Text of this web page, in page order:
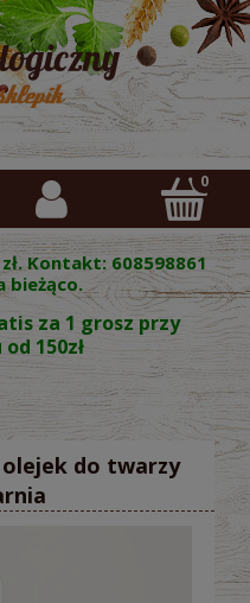
Kontakt: 608598861
bieżąco.
za 1 grosz przy
150zł
olejek do twarzy